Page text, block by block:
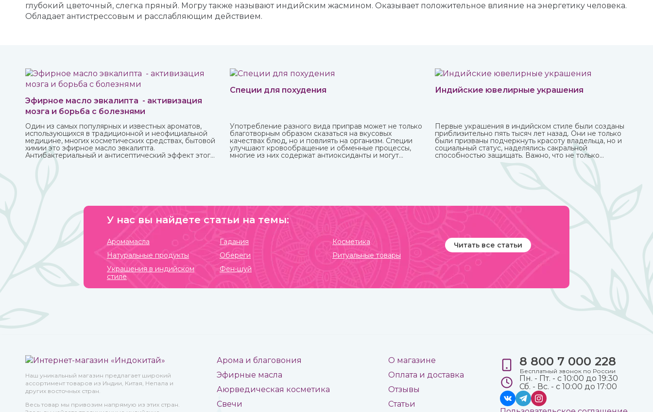
глубокий цветочный, слегка пряный. Могру также называют индийским жасмином. Оказывает положительное влияние на энергетику человека.
Обладает антистрессовым и расслабляющим действием.
Эфирное масло эвкалипта - активизация
мозга и борьба с болезнями
Один из самых популярных и известных ароматов,
использующихся в традиционной и неофициальной
медицине, многих косметических средствах, бытовой
химии это эфирное масло эвкалипта.
Антибактериальный и антисептический эффект этого
миртового дерева, которое часто относят к хвойным,
известен очень давно.
Специи для похудения
Употребление разного вида приправ может не только
благотворным образом сказаться на вкусовых
качествах блюд, но и повлиять на организм. Специи
улучшают кровообращение и обменные процессы,
многие из них содержат антиоксиданты и могут
Индийские ювелирные украшения
Первые украшения в индийском стиле были созданы
приблизительно пять тысяч лет назад. Они не только
были призваны подчеркнуть красоту владельца, но и
социальный статус, наделялись сакральной
способностью защищать. Важно, что не только
женщины, но и мужчины могли носить украшения,
которые предназначались для определенных
жизненных событий — взросление, свадьба, ритуалы.
При этом каждая вещь имеет свое значение и
передается в поколениях. Приобрести индийские
ювелирные украшения вы можете в интернет-
магазине ИндоКитай с доставкой по всей стране.
У нас вы найдете статьи на темы:
Аромамасла Гадания
Косметика
Натуральные продукты
Обереги
Ритуальные товары
Украшения в индийском
стиле
Фен-шуй
Читать все статьи
Наш уникальный магазин предлагает широкий
ассортимент товаров из Индии, Китая, Непала и
других восточных стран.
Весь товар мы привозим напрямую из этих стран.
Арома и благовония
Эфирные масла
Аюрведическая косметика
Свечи
О магазине
Оплата и доставка
Отзывы
Статьи
8 800 7 000 228
Бесплатный звонок по России
Пн. - Пт. - с 10:00 до 19:30
Сб. - Вс. - с 10:00 до 17:00